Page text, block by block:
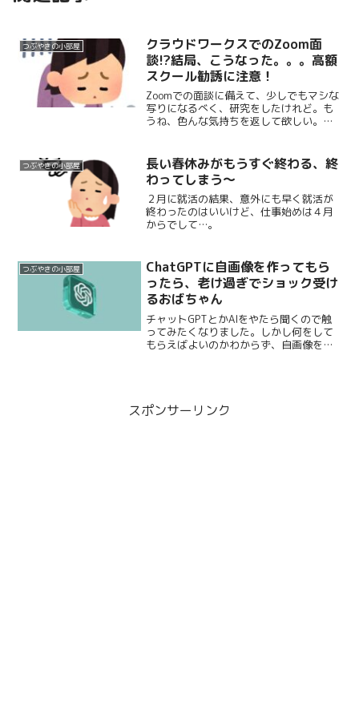
つぶやきの小部屋
クラウドワークスでのZoom面
談!?結局、こうなった。。。高額
スクール勧誘に注意！
Zoomでの面談に備えて、少しでもマシな
写りになるべく、研究をしたけれど。も
うね、色んな気持ちを返して欲しい。ク
つぶやきの小部屋
長い春休みがもうすぐ終わる、終
わってしまう～
２月に就活の結果、意外にも早く就活が
終わったのはいいけど、仕事始めは４月
からでして…。
つぶやきの小部屋
ChatGPTに自画像を作ってもら
ったら、老け過ぎでショック受け
るおばちゃん
チャットGPTとかAIをやたら聞くので触
ってみたくなりました。しかし何をして
もらえばよいのかわからず、自画像を作
スポンサーリンク